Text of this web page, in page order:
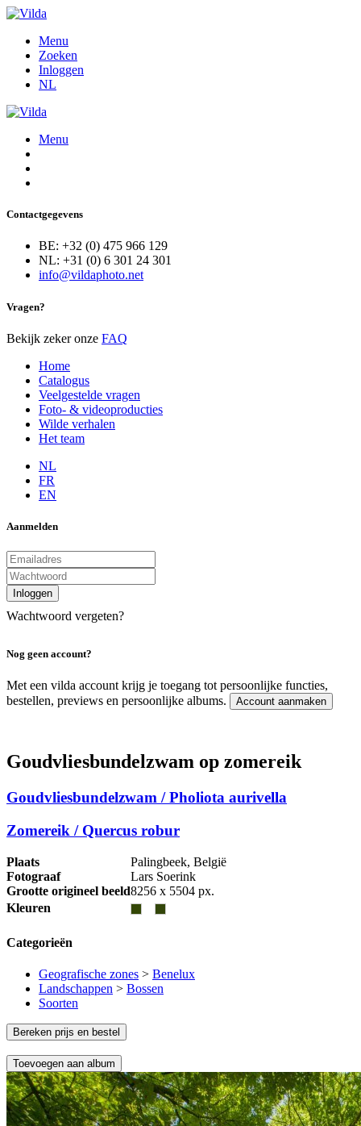
Menu
Zoeken
Inloggen
NL
Menu
Contactgegevens
BE: +32 (0) 475 966 129
NL: +31 (0) 6 301 24 301
info@vildaphoto.net
Vragen?
Bekijk zeker onze FAQ
Home
Catalogus
Veelgestelde vragen
Foto- & videoproducties
Wilde verhalen
Het team
NL
FR
EN
Aanmelden
Inloggen
Wachtwoord vergeten?
Nog geen account?
Met een vilda account krijg je toegang tot persoonlijke functies,
bestellen, previews en persoonlijke albums.
Account aanmaken
Goudvliesbundelzwam op zomereik
Goudvliesbundelzwam / Pholiota aurivella
Zomereik / Quercus robur
Plaats
Palingbeek, België
Fotograaf
Lars Soerink
Grootte origineel beeld8256 x 5504 px.
Kleuren
Categorieën
Geografische zones > Benelux
Landschappen > Bossen
Soorten
Bereken prijs en bestel
Toevoegen aan album